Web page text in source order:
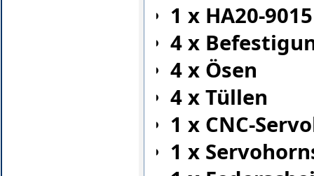
1 x HA20-
4 x
4 x Ösen
4 x Tüllen
1 x CNC-
1 x